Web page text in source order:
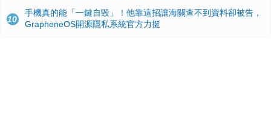
10
手機真的能「一鍵自毀」！他靠這招讓海關查不到資料卻被告，
GrapheneOS開源隱私系統官方力挺